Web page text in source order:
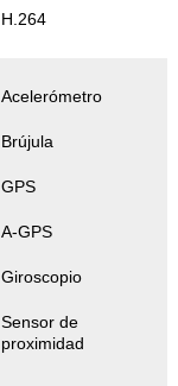
H.264
Acelerómetro
Brújula
GPS
A-GPS
Giroscopio
Sensor de
proximidad